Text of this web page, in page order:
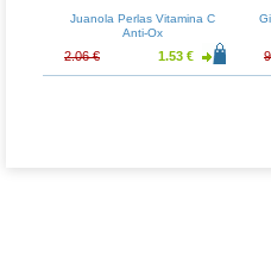
Juanola Perlas Vitamina C
Anti-Ox
2.06 € 1.53 €